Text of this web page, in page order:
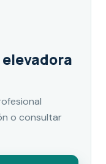
o consultar